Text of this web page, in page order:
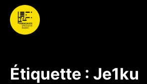
Étiquette : Je1ku